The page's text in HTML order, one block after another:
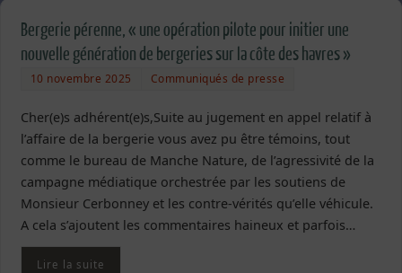
Bergerie pérenne, « une opération pilote pour initier une
nouvelle génération de bergeries sur la côte des havres »
10 novembre 2025 Communiqués de presse
Cher(e)s adhérent(e)s,Suite au jugement en appel relatif à
l’affaire de la bergerie vous avez pu être témoins, tout
comme le bureau de Manche Nature, de l’agressivité de la
campagne médiatique orchestrée par les soutiens de
Monsieur Cerbonney et les contre-vérités qu’elle véhicule.
A cela s’ajoutent les commentaires haineux et parfois…
Lire la suite